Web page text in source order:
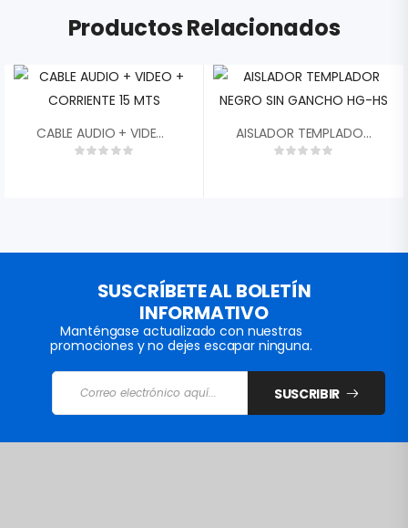
Productos Relacionados
CABLE AUDIO + VIDEO + CORRIENTE 15 MTS AISLADOR TEMPLADOR NEGRO SIN GANCHO HG-HS
SUSCRÍBETE AL BOLETÍN
INFORMATIVO
Manténgase actualizado con nuestras
promociones y no dejes escapar ninguna.
SUSCRIBIR